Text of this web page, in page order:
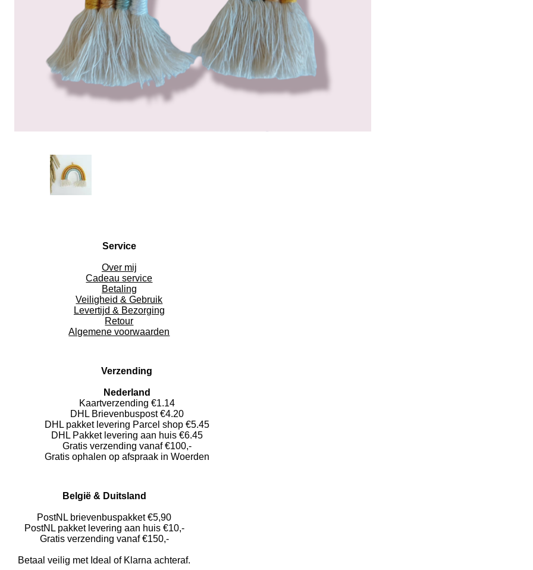
Service
Over mij
Cadeau service
Betaling
Veiligheid & Gebruik
Levertijd & Bezorging
Retour
Algemene voorwaarden
Verzending
Nederland
Kaartverzending €1.14
DHL Brievenbuspost €4.20
DHL pakket levering Parcel shop €5.45
DHL Pakket levering aan huis €6.45
Gratis verzending vanaf €100,-
Gratis ophalen op afspraak in Woerden
België & Duitsland
PostNL brievenbuspakket €5,90
PostNL pakket levering aan huis €10,-
Gratis verzending vanaf €150,-
Betaal veilig met Ideal of Klarna achteraf.